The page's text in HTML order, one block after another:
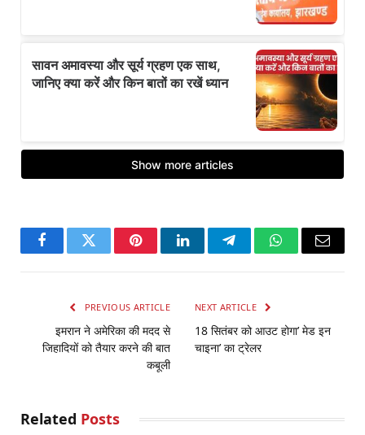
FacebookTwitter PinterestLinkedInTelegramWhatsApp
Email
PREVIOUS ARTICLE
इमरान ने अमेरिका की मदद से
जिहादियों को तैयार करने की बात
कबूली
NEXT ARTICLE
18 सितंबर को आउट होगा’ मेड इन
चाइना’ का ट्रेलर
Related Posts